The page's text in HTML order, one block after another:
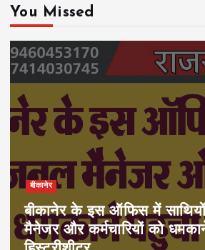
You Missed
बीकानेर
बीकानेर के इस ऑफिस में
मैनेजर और कर्मचारियों को